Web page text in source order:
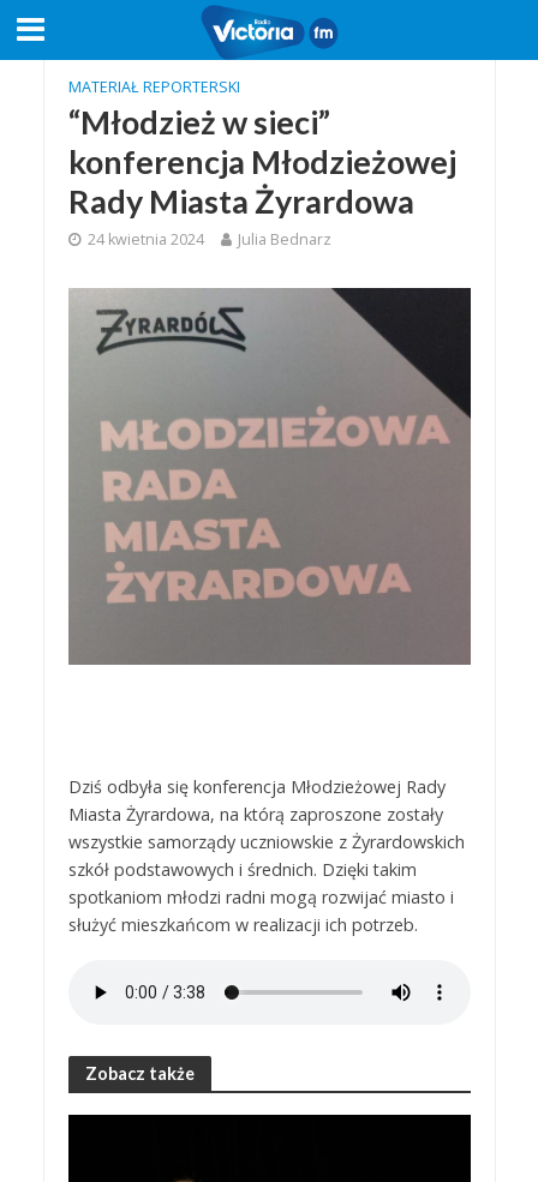
MATERIAŁ REPORTERSKI
“Młodzież w sieci”
konferencja Młodzieżowej
Rady Miasta Żyrardowa
24 kwietnia 2024 Julia Bednarz
Dziś odbyła się konferencja Młodzieżowej Rady
Miasta Żyrardowa, na którą zaproszone zostały
wszystkie samorządy uczniowskie z Żyrardowskich
szkół podstawowych i średnich. Dzięki takim
spotkaniom młodzi radni mogą rozwijać miasto i
służyć mieszkańcom w realizacji ich potrzeb.
Zobacz także